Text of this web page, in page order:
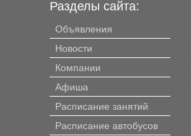
Разделы сайта:
Объявления
Новости
Компании
Афиша
Расписание занятий
Расписание автобусов